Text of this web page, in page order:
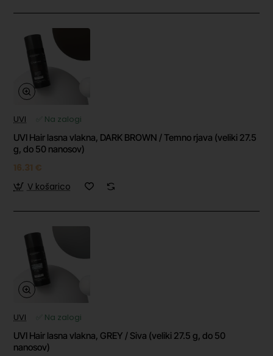
UVI
✅ Na zalogi
UVI Hair lasna vlakna, DARK BROWN / Temno rjava (veliki 27.5
g, do 50 nanosov)
16.31 €
V košarico
UVI
✅ Na zalogi
UVI Hair lasna vlakna, GREY / Siva (veliki 27.5 g, do 50
nanosov)